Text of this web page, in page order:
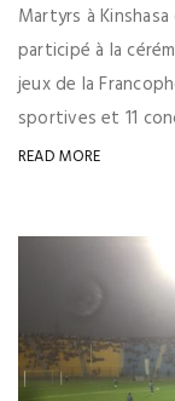
Martyrs à
participé à la
jeux de la
sportives et 11
READ MORE